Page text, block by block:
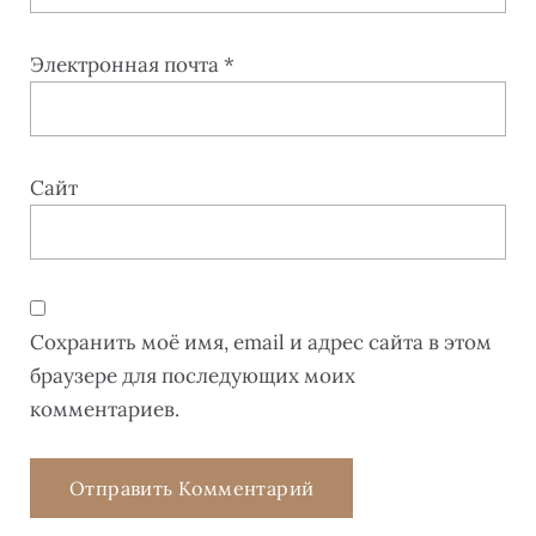
Электронная почта*
Сайт
Сохранить моё имя, email и адрес сайта в этом
браузере для последующих моих
комментариев.